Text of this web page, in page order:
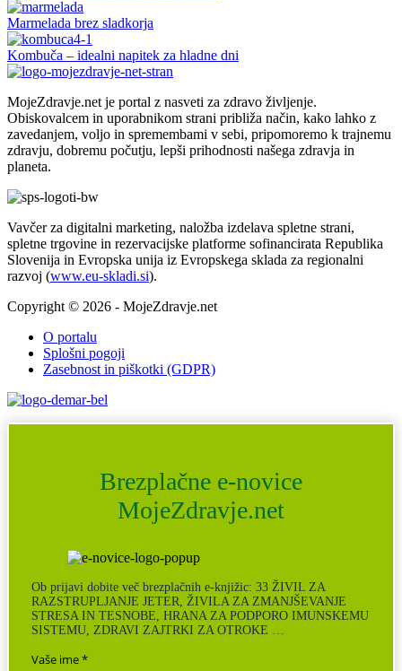
Marmelada brez sladkorja
Kombuča – idealni napitek za hladne dni
MojeZdravje.net je portal z nasveti za zdravo življenje.
Obiskovalcem in uporabnikom strani približa način, kako lahko z
zavedanjem, voljo in spremembami v sebi, pripomoremo k trajnemu
zdravju, dobremu počutju, lepši prihodnosti našega zdravja in
planeta.
Vavčer za digitalni marketing, naložba izdelava spletne strani,
spletne trgovine in rezervacijske platforme sofinancirata Republika
Slovenija in Evropska unija iz Evropskega sklada za regionalni
razvoj (www.eu-skladi.si).
Copyright © 2026 - MojeZdravje.net
O portalu
Splošni pogoji
Zasebnost in piškotki (GDPR)
Brezplačne e-novice
MojeZdravje.net
Ob prijavi dobite več brezplačnih e-knjižic: 33 ŽIVIL ZA
RAZSTRUPLJANJE JETER, ŽIVILA ZA ZMANJŠEVANJE
STRESA IN TESNOBE, HRANA ZA PODPORO IMUNSKEMU
SISTEMU, ZDRAVI ZAJTRKI ZA OTROKE …
Vaše ime